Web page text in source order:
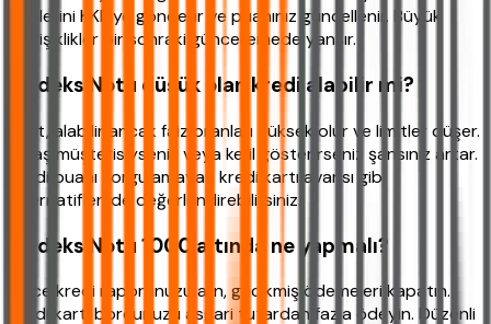
bilgilerini KKB'ye gönderir ve puanınız güncellenir. Büyük
değişiklikler bir sonraki güncellemede yansır.
Findeks Notu düşük olan kredi alabilir mi?
Evet, alabilir ancak faiz oranları yüksek olur ve limitler düşer.
Maaş müşterisiyseniz veya kefil gösterirseniz şansınız artar.
Kredi puanı sorgulamayan kredi kartı avansı gibi
alternatifleri de değerlendirebilirsiniz.
Findeks Notu 1000 altında ne yapmalı?
Önce kredi raporunuzu alın, gecikmiş ödemeleri kapatın.
Kredi kartı borcunuzu asgari tutardan fazla ödeyin. Düzenli